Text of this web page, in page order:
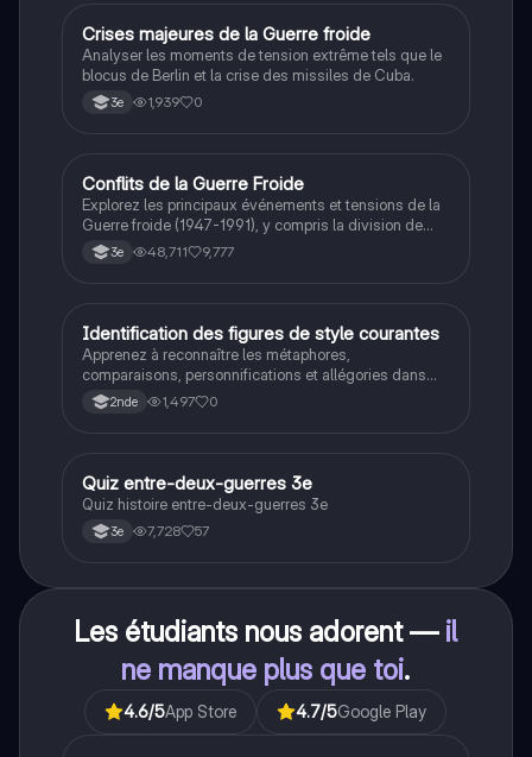
CHistoire
Crises majeures de la Guerre froide
Analyser les moments de tension extrême tels que le
blocus de Berlin et la crise des missiles de Cuba.
3e 1,939 0
Histoire
Conflits de la Guerre Froide
Explorez les principaux événements et tensions de la
Guerre froide (1947-1991), y compris la division de
l'Allemagne, la crise de Cuba, la guerre du Vietnam, et
la course à l'espace. Cette fiche de révision couvre les
historique.
3e 48,711 9,777
IFrançais
Identification des figures de style courantes
Apprenez à reconnaître les métaphores,
comparaisons, personnifications et allégories dans
des phrases simples.
2nde 1,497 0
QHistoire
Quiz entre-deux-guerres 3e
Quiz histoire entre-deux-guerres 3e
3e 7,728 57
Les étudiants nous adorent — il
ne manque plus que toi.
4.6/5App Store 4.7/5Google Play